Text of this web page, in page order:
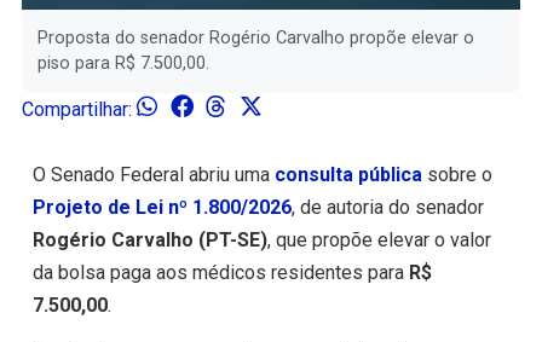
Proposta do senador Rogério Carvalho propõe elevar o
piso para R$ 7.500,00.
Compartilhar:
O Senado Federal abriu uma consulta públicasobre o
Projeto de Lei nº 1.800/2026, de autoria do senador
Rogério Carvalho (PT-SE), que propõe elevar o valor
da bolsa paga aos médicos residentes para R$
7.500,00.